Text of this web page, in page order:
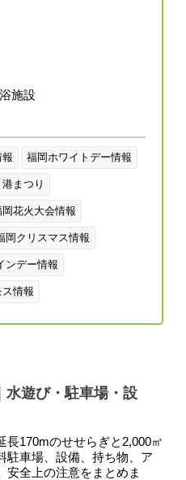
施設
福岡ホワイトデー情報
まつり
岡花火大会情報
岡クリスマス情報
ンデー情報
情報
水遊び・駐車場・設
170mのせせらぎと2,000㎡
駐車場、設備、持ち物、ア
安全上の注意をまとめま